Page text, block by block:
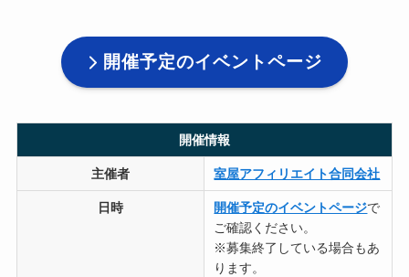
開催予定のイベントページ
開催情報
主催者 室屋アフィリエイト合同会社
日時 開催予定のイベントページで
ご確認ください。
※募集終了している場合もあ
ります。